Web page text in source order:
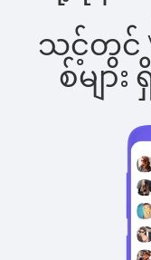
သင့်တွင်
စ်မျာ